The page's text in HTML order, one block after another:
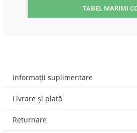
TABEL MARIMI
Informații suplimentare
Livrare și plată
Returnare